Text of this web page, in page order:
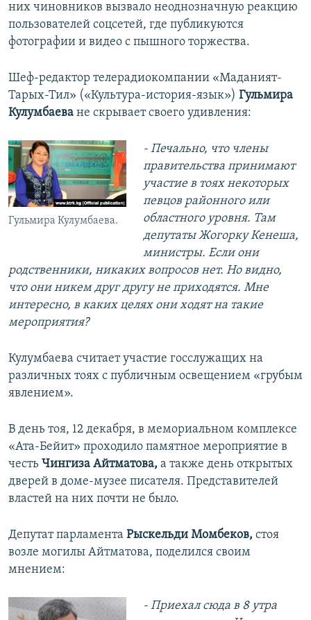
них чиновников вызвало неоднозначную реакцию
пользователей соцсетей, где публикуются
фотографии и видео с пышного торжества.
Шеф-редактор телерадиокомпании «Маданият-
Тарых-Тил» («Культура-история-язык») Гульмира
Кулумбаева не скрывает своего удивления:
Гульмира Кулумбаева.
- Печально, что члены
правительства принимают
участие в тоях некоторых
певцов районного или
областного уровня. Там
депутаты Жогорку Кенеша,
министры. Если они
родственники, никаких вопросов нет. Но видно,
что они никем друг другу не приходятся. Мне
интересно, в каких целях они ходят на такие
мероприятия?
Кулумбаева считает участие госслужащих на
различных тоях с публичным освещением «грубым
явлением».
В день тоя, 12 декабря, в мемориальном комплексе
«Ата-Бейит» проходило памятное мероприятие в
честь Чингиза Айтматова, а также день открытых
дверей в доме-музее писателя. Представителей
властей на них почти не было.
Депутат парламента Рыскельди Момбеков, стоя
возле могилы Айтматова, поделился своим
мнением:
- Приехал сюда в 8 утра